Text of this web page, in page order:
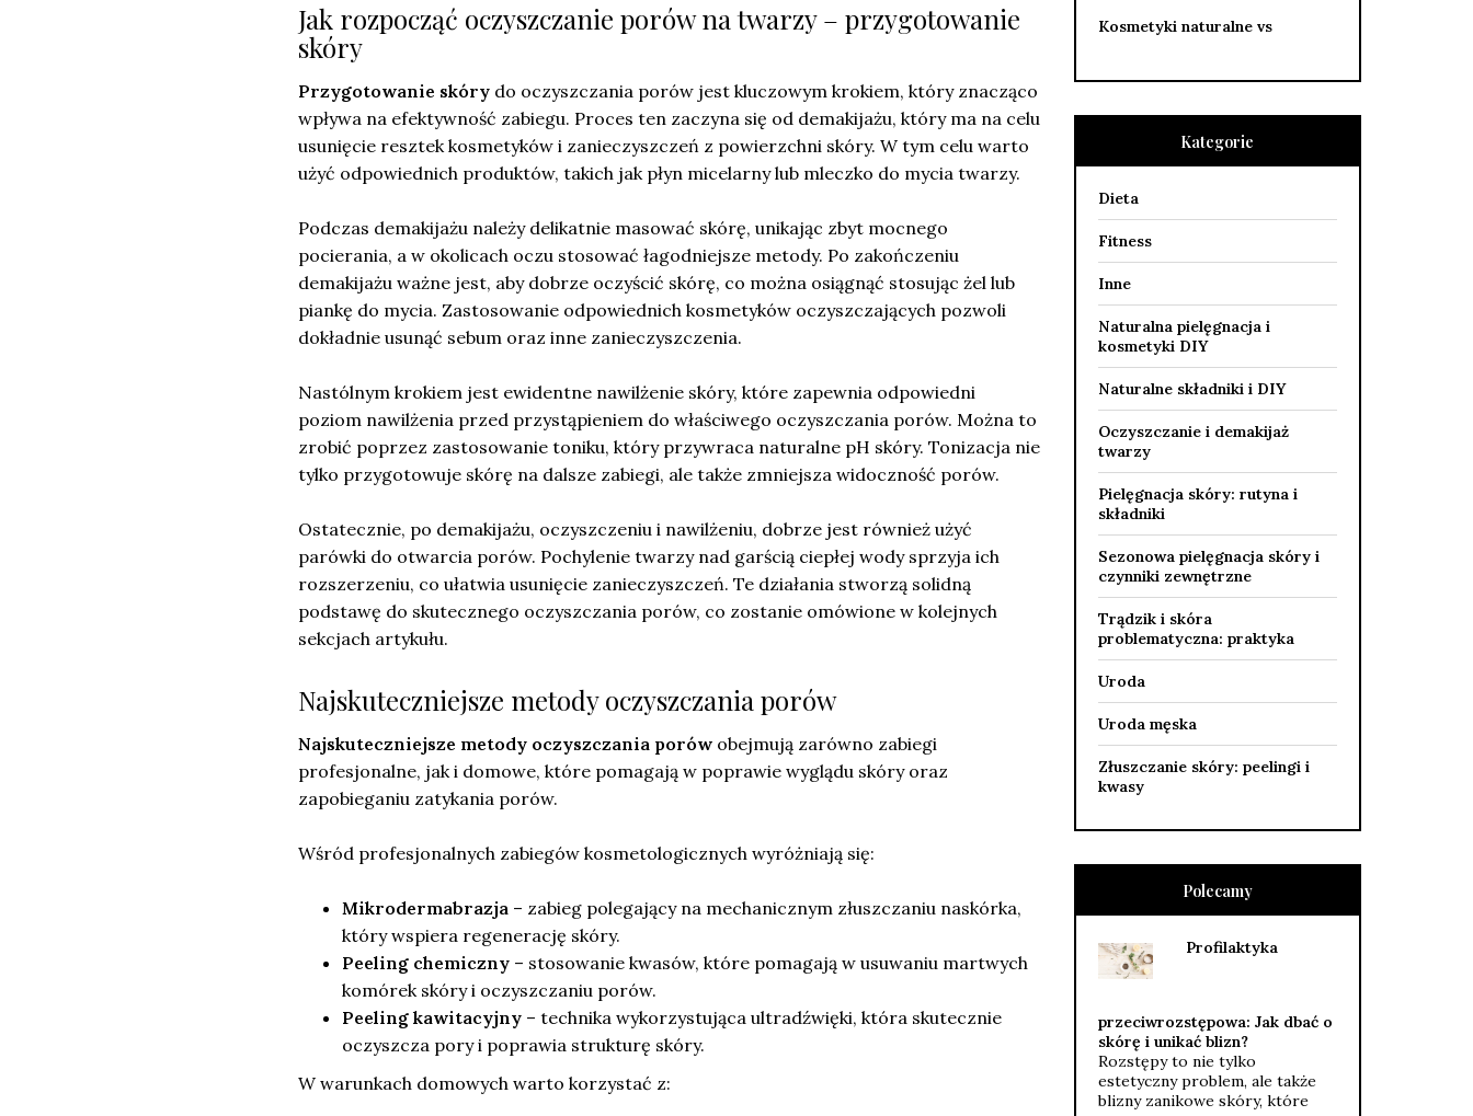
Jak rozpocząć oczyszczanie porów na twarzy – przygotowanie
skóry
Przygotowanie skóry do oczyszczania porów jest kluczowym krokiem, który znacząco
wpływa na efektywność zabiegu. Proces ten zaczyna się od demakijażu, który ma na celu
usunięcie resztek kosmetyków i zanieczyszczeń z powierzchni skóry. W tym celu warto
użyć odpowiednich produktów, takich jak płyn micelarny lub mleczko do mycia twarzy.
Podczas demakijażu należy delikatnie masować skórę, unikając zbyt mocnego
pocierania, a w okolicach oczu stosować łagodniejsze metody. Po zakończeniu
demakijażu ważne jest, aby dobrze oczyścić skórę, co można osiągnąć stosując żel lub
piankę do mycia. Zastosowanie odpowiednich kosmetyków oczyszczających pozwoli
dokładnie usunąć sebum oraz inne zanieczyszczenia.
Nastólnym krokiem jest ewidentne nawilżenie skóry, które zapewnia odpowiedni
poziom nawilżenia przed przystąpieniem do właściwego oczyszczania porów. Można to
zrobić poprzez zastosowanie toniku, który przywraca naturalne pH skóry. Tonizacja nie
tylko przygotowuje skórę na dalsze zabiegi, ale także zmniejsza widoczność porów.
Ostatecznie, po demakijażu, oczyszczeniu i nawilżeniu, dobrze jest również użyć
parówki do otwarcia porów. Pochylenie twarzy nad garścią ciepłej wody sprzyja ich
rozszerzeniu, co ułatwia usunięcie zanieczyszczeń. Te działania stworzą solidną
podstawę do skutecznego oczyszczania porów, co zostanie omówione w kolejnych
sekcjach artykułu.
Najskuteczniejsze metody oczyszczania porów
Najskuteczniejsze metody oczyszczania porów obejmują zarówno zabiegi
profesjonalne, jak i domowe, które pomagają w poprawie wyglądu skóry oraz
zapobieganiu zatykania porów.
Wśród profesjonalnych zabiegów kosmetologicznych wyróżniają się:
Mikrodermabrazja – zabieg polegający na mechanicznym złuszczaniu naskórka,
który wspiera regenerację skóry.
Peeling chemiczny – stosowanie kwasów, które pomagają w usuwaniu martwych
komórek skóry i oczyszczaniu porów.
Peeling kawitacyjny – technika wykorzystująca ultradźwięki, która skutecznie
oczyszcza pory i poprawia strukturę skóry.
W warunkach domowych warto korzystać z:
Kosmetyki naturalne vs
Kategorie
Dieta
Fitness
Inne
Naturalna pielęgnacja i
kosmetyki DIY
Naturalne składniki i DIY
Oczyszczanie i demakijaż
twarzy
Pielęgnacja skóry: rutyna i
składniki
Sezonowa pielęgnacja skóry i
czynniki zewnętrzne
Trądzik i skóra
problematyczna: praktyka
Uroda
Uroda męska
Złuszczanie skóry: peelingi i
kwasy
Polecamy
Profilaktyka
przeciwrozstępowa: Jak dbać o
skórę i unikać blizn?
Rozstępy to nie tylko
estetyczny problem, ale także
blizny zanikowe skóry, które